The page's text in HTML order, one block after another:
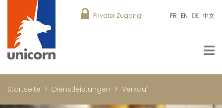
Privater Zugang FR EN DE 中文
Startseite Dienstleistungen Verkauf